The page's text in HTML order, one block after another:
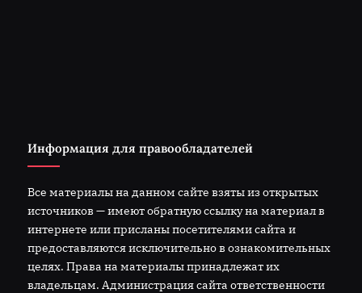
Информация для правообладателей
Все материалы на данном сайте взяты из открытых
источников — имеют обратную ссылку на материал в
интернете или присланы посетителями сайта и
предоставляются исключительно в ознакомительных
целях. Права на материалы принадлежат их
владельцам. Администрация сайта ответственности